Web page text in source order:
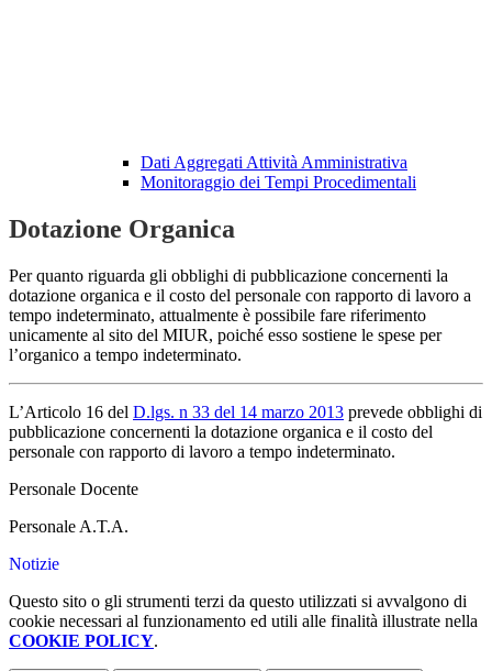
Dati Aggregati Attività Amministrativa
Monitoraggio dei Tempi Procedimentali
Dotazione Organica
Per quanto riguarda gli obblighi di pubblicazione concernenti la
dotazione organica e il costo del personale con rapporto di lavoro a
tempo indeterminato, attualmente è possibile fare riferimento
unicamente al sito del MIUR, poiché esso sostiene le spese per
l’organico a tempo indeterminato.
L’Articolo 16 del D.lgs. n 33 del 14 marzo 2013 prevede obblighi di
pubblicazione concernenti la dotazione organica e il costo del
personale con rapporto di lavoro a tempo indeterminato.
Personale Docente
Personale A.T.A.
Notizie
Questo sito o gli strumenti terzi da questo utilizzati si avvalgono di
cookie necessari al funzionamento ed utili alle finalità illustrate nella
COOKIE POLICY.